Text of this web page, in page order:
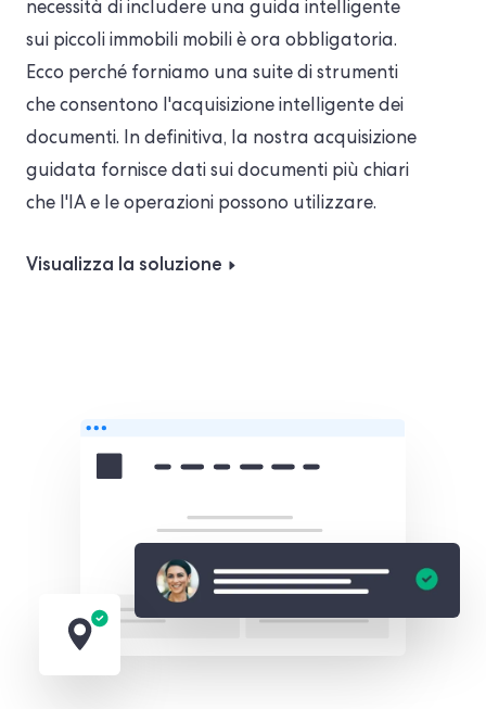
necessità di includere una guida intelligente
sui piccoli immobili mobili è ora obbligatoria.
Ecco perché forniamo una suite di strumenti
che consentono l'acquisizione intelligente dei
documenti. In definitiva, la nostra acquisizione
guidata fornisce dati sui documenti più chiari
che l'IA e le operazioni possono utilizzare.
Visualizza la soluzione